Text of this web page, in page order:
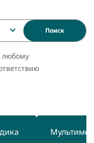
Поиск
любому